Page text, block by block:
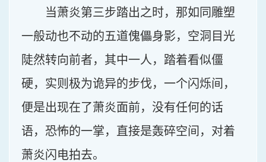
当萧炎第三步踏出之时，那如同雕塑
一般动也不动的五道傀儡身影，空洞目光
陡然转向前者，其中一人，踏着看似僵
硬，实则极为诡异的步伐，一个闪烁间，
便是出现在了萧炎面前，没有任何的话
语，恐怖的一掌，直接是轰碎空间，对着
萧炎闪电拍去。